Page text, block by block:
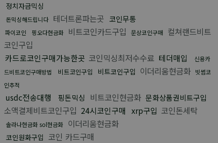
정치자금믹싱
돈믹싱해드립니다 테더트론파는곳 코인무통
파이코인 핑오다현금화 비트코인카드구입 문상코인구매 컬쳐랜드비트
코인구입
카드로코인구매가능한곳 코인믹싱최저수수료 테더매입
신용카
드비트코인구매방법
비트코인구입 비트코인구입 이더리움현금화 빗썸코
인추적
usdc전송대행 핑돈믹싱 비트코인현금화 문화상품권비트구입
소액결제비트코인구입 24시코인구매 xrp구입 코인돈세탁
솔라나현금화 sol현금화 이더리움현금화
코인원화구입 코인 카드구매